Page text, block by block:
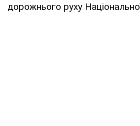
дорожнього руху Національної